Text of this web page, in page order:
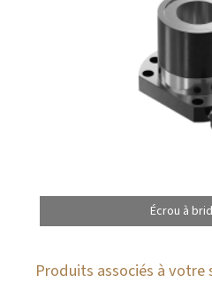
Écrou à
Produits associés à votre